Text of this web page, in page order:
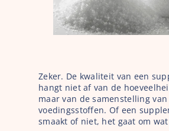
Zeker. De kwaliteit van een
hangt niet af van de
maar van de samenstelling
voedingsstoffen. Of een
smaakt of niet, het gaat om